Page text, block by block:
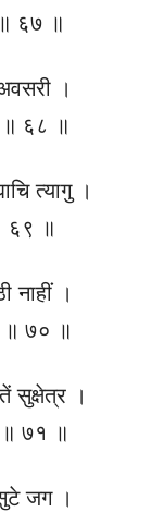
॥ ६७ ॥
।
॥ ६८ ॥
त्यागु ।
६९ ॥
नाहीं ।
॥ ७० ॥
सुक्षेत्र ।
॥ ७१ ॥
जग ।